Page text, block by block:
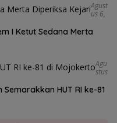
Agust
Us 6,
I Ketut Sedana Merta
Agu
Stus
HUT RI ke-81